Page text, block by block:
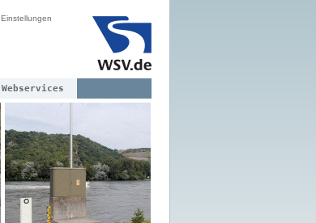
Einstellungen
Webservices